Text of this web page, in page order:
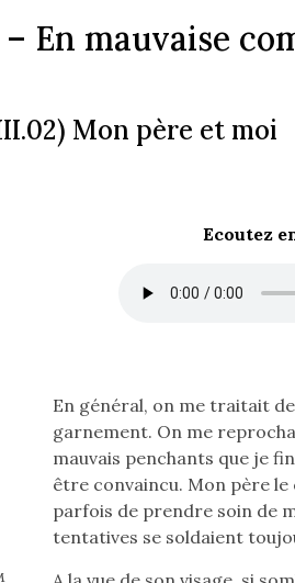
– En mauvaise
Mon père et moi
Ecoutez
Lire
le
texte
en
français
(flèche
En général, on me traitait
garnement. On me
mauvais penchants que je
être convaincu. Mon père
parfois de prendre soin de
tentatives se soldaient